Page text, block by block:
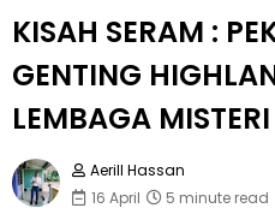
KISAH SERAM :
GENTING
LEMBAGA MISTERI
Aerill Hassan
16 April
5 minute read